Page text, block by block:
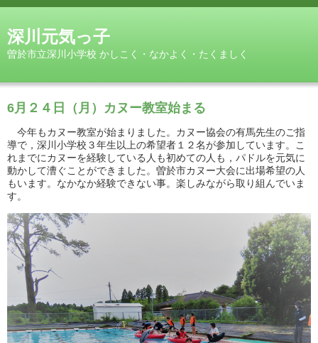
深川元気っ子
曽於市立深川小学校 かしこく・なかよく・たくましく
6月２４日（月）カヌー教室始まる
今年もカヌー教室が始まりました。カヌー協会の有馬先生のご指
導で，深川小学校３年生以上の希望者１２名が参加しています。こ
れまでにカヌーを経験している人も初めての人も，パドルを元気に
動かして漕ぐことができました。曽於市カヌー大会に出場希望の人
もいます。なかなか経験できない事。楽しみながら取り組んでいま
す。